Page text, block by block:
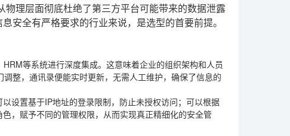
物理层面彻底杜绝了第三方平台可能带来的数据泄露
安全有严格要求的行业来说，是选型的首要前提。
等系统进行深度集成。这意味着企业的组织架构和人员
整，通讯录便能实时更新，无需人工维护，确保了信息的
设置基于IP地址的登录限制，防止未授权访问；可以根据
，赋予不同的管理权限，从而实现真正精细化的安全管